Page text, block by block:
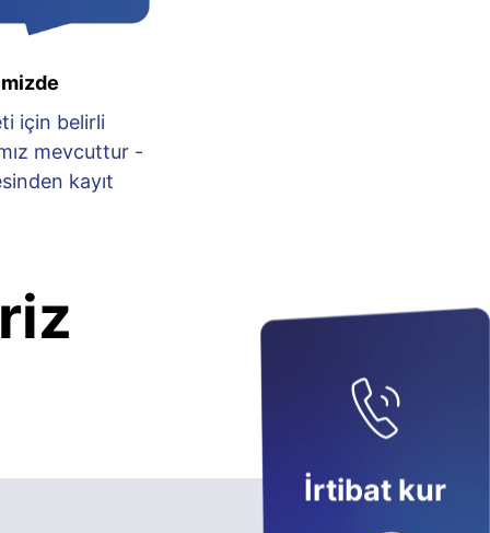
İrtibat kur
için belirli
mevcuttur -
kayıt